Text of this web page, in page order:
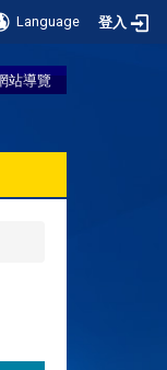
Language 登入
站導覽